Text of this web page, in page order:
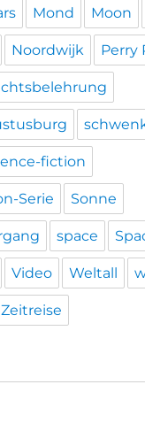
Mond Moon
Noordwijk Perry
fiction
Serie Sonne
space
Video Weltall
Zeitreise